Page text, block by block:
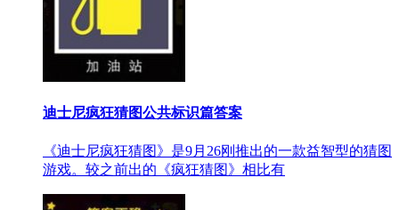
迪士尼疯狂猜图公共标识篇答案
《迪士尼疯狂猜图》是9月26刚推出的一款益智型的猜图
游戏。较之前出的《疯狂猜图》相比有